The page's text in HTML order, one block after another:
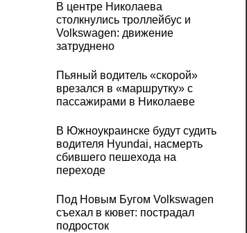
В центре Николаева
столкнулись троллейбус и
Volkswagen: движение
затруднено
Пьяный водитель «скорой»
врезался в «маршрутку» с
пассажирами в Николаеве
В Южноукраинске будут судить
водителя Hyundai, насмерть
сбившего пешехода на
переходе
Под Новым Бугом Volkswagen
съехал в кювет: пострадал
подросток